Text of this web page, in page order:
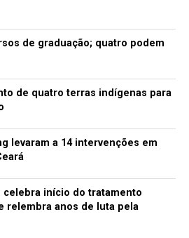
de graduação; quatro podem
de quatro terras indígenas para
levaram a 14 intervenções em
celebra início do tratamento
relembra anos de luta pela